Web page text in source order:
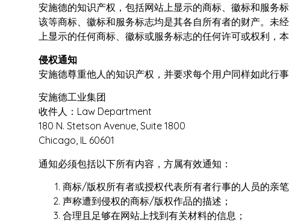
安施德的知识产权，包括网站上显示的商标、徽标和服务
该等商标、徽标和服务标志均是其各自所有者的财产。未
上显示的任何商标、徽标或服务标志的任何许可或权利，
侵权通知
安施德尊重他人的知识产权，并要求每个用户同样如此行
安施德工业集团
收件人：Law Department
180 N. Stetson Avenue, Suite 1800
Chicago, IL 60601
通知必须包括以下所有内容，方属有效通知：
商标/版权所有者或授权代表所有者行事的人员的亲笔
声称遭到侵权的商标/版权作品的描述；
合理且足够在网站上找到有关材料的信息；